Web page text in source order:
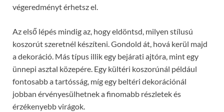
végeredményt érhetsz el.
Az első lépés mindig az, hogy eldöntsd, milyen stílusú
koszorút szeretnél készíteni. Gondold át, hová kerül majd
a dekoráció. Más típus illik egy bejárati ajtóra, mint egy
ünnepi asztal közepére. Egy kültéri koszorúnál például
fontosabb a tartósság, míg egy beltéri dekorációnál
jobban érvényesülhetnek a finomabb részletek és
érzékenyebb virágok.